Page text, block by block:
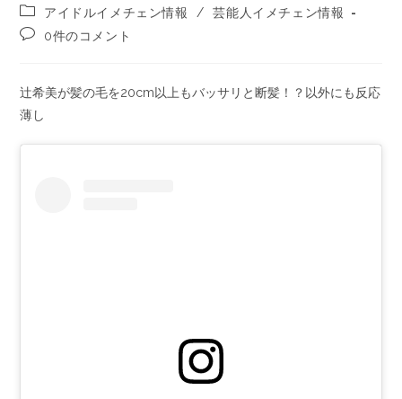
アイドルイメチェン情報
/
芸能人イメチェン情報
0件のコメント
辻希美が髪の毛を20cm以上もバッサリと断髪！？以外にも反応
薄し